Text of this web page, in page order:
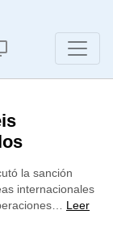
la sanción
internacionales
Leer